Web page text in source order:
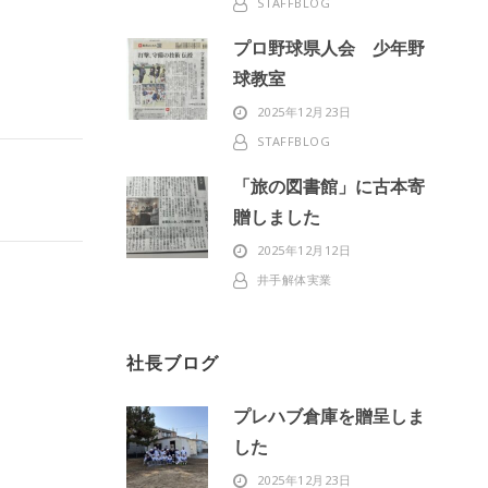
プロ野球県人会 少年野
球教室
2025年12月23日
STAFFBLOG
「旅の図書館」に古本寄
贈しました
2025年12月12日
井手解体実業
社長ブログ
プレハブ倉庫を贈呈しま
した
2025年12月23日